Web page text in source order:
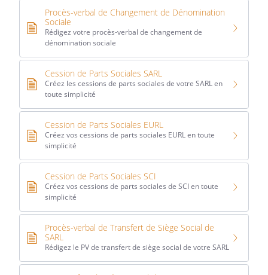
Procès-verbal de Changement de Dénomination
Sociale
Rédigez votre procès-verbal de changement de
dénomination sociale
Cession de Parts Sociales SARL
Créez les cessions de parts sociales de votre SARL en
toute simplicité
Cession de Parts Sociales EURL
Créez vos cessions de parts sociales EURL en toute
simplicité
Cession de Parts Sociales SCI
Créez vos cessions de parts sociales de SCI en toute
simplicité
Procès-verbal de Transfert de Siège Social de
SARL
Rédigez le PV de transfert de siège social de votre SARL